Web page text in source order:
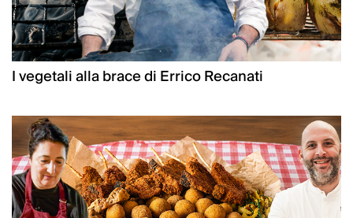
I vegetali alla brace di Errico Recanati